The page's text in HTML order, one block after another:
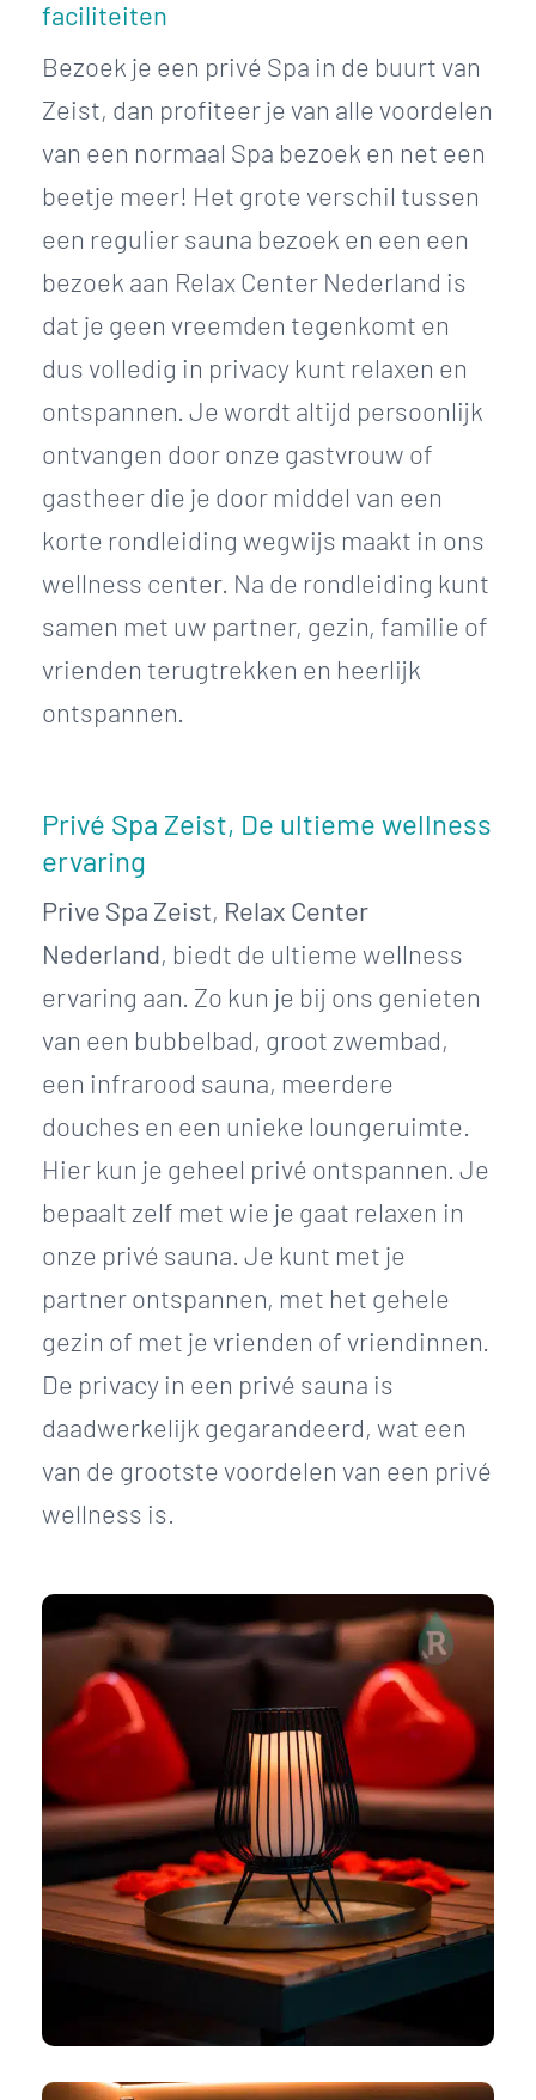
faciliteiten
Bezoek je een privé Spa in de buurt van
Zeist, dan profiteer je van alle voordelen
van een normaal Spa bezoek en net een
beetje meer! Het grote verschil tussen
een regulier sauna bezoek en een een
bezoek aan Relax Center Nederland is
dat je geen vreemden tegenkomt en
dus volledig in privacy kunt relaxen en
ontspannen. Je wordt altijd persoonlijk
ontvangen door onze gastvrouw of
gastheer die je door middel van een
korte rondleiding wegwijs maakt in ons
wellness center. Na de rondleiding kunt
samen met uw partner, gezin, familie of
vrienden terugtrekken en heerlijk
ontspannen.
Privé Spa Zeist, De ultieme wellness
ervaring
Prive Spa Zeist, Relax Center
Nederland, biedt de ultieme wellness
ervaring aan. Zo kun je bij ons genieten
van een bubbelbad, groot zwembad,
een infrarood sauna, meerdere
douches en een unieke loungeruimte.
Hier kun je geheel privé ontspannen. Je
bepaalt zelf met wie je gaat relaxen in
onze privé sauna. Je kunt met je
partner ontspannen, met het gehele
gezin of met je vrienden of vriendinnen.
De privacy in een privé sauna is
daadwerkelijk gegarandeerd, wat een
van de grootste voordelen van een privé
wellness is.